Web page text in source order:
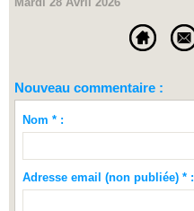
Nouveau commentaire :
Nom * :
Adresse email (non publiée) * :